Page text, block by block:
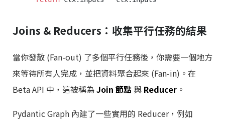
Joins & Reducers：收集平行任務的結果
當你發散 (Fan-out) 了多個平行任務後，你需要一個地方
來等待所有人完成，並把資料聚合起來 (Fan-in)。在
Beta API 中，這被稱為Join 節點 與 Reducer 。
Pydantic Graph 內建了一些實用的 Reducer，例如